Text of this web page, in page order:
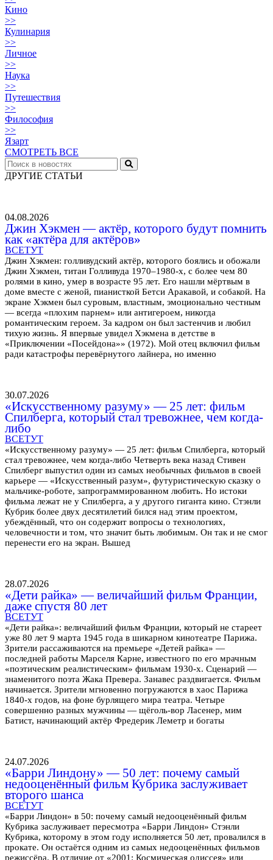
Кино
>>
Кулинария
>>
Личное
>>
Наука
>>
Путешествия
>>
Философия
>>
Язарт
СМОТРЕТЬ ВСЕ
ДРУГИЕ СТАТЬИ
04.08.2026
Джин Хэкмен — актёр, которого будут помнить
как «актёра для актёров»
ВСЕТУТ
Джин Хэкмен: голливудский актёр, которого боялись и обожали
Джин Хэкмен, титан Голливуда 1970–1980-х, с более чем 80
ролями в кино, умер в возрасте 95 лет. Его нашли мёртвым в
доме вместе с женой, пианисткой Бетси Аракавой, и собакой. На
экране Хэкмен был суровым, властным, эмоционально честным
— всегда «плохим парнем» или антигероем, никогда
романтическим героем. За кадром он был застенчив и любил
тихую жизнь. Я впервые увидел Хэкмена в детстве в
«Приключении «Посейдона»» (1972). Мой отец включил фильм
ради катастрофы перевёрнутого лайнера, но именно
30.07.2026
«Искусственному разуму» — 25 лет: фильм
Спилберга, который стал тревожнее, чем когда-
либо
ВСЕТУТ
«Искусственному разуму» — 25 лет: фильм Спилберга, который
стал тревожнее, чем когда-либо Четверть века назад Стивен
Спилберг выпустил один из самых необычных фильмов в своей
карьере — «Искусственный разум», футуристическую сказку о
мальчике-роботе, запрограммированном любить. Но истоки
фильма лежат не у Спилберга, а у другого гиганта кино. Стэнли
Кубрик более двух десятилетий бился над этим проектом,
убеждённый, что он содержит вопросы о технологиях,
человечности и том, что значит быть любимым. Он так и не смог
перенести его на экран. Вышед
28.07.2026
«Дети райка» — величайший фильм Франции,
даже спустя 80 лет
ВСЕТУТ
«Дети райка»: величайший фильм Франции, который не стареет
уже 80 лет 9 марта 1945 года в шикарном кинотеатре Парижа.
Зрители рассаживаются на премьере «Детей райка» —
последней работы Марселя Карне, известного по его мрачным
«поэтическим реалистическим» фильмам 1930-х. Сценарий —
знаменитого поэта Жака Превера. Занавес раздвигается. Фильм
начинается. Зрители мгновенно погружаются в хаос Парижа
1840-х годов, на фоне бурлящего мира театра. Четыре
совершенно разных мужчины — щёголь-вор Ласенер, мим
Батист, начинающий актёр Фредерик Леметр и богаты
24.07.2026
«Барри Линдону» — 50 лет: почему самый
недооценённый фильм Кубрика заслуживает
второго шанса
ВСЕТУТ
«Барри Линдон» в 50: почему самый недооценённый фильм
Кубрика заслуживает пересмотра «Барри Линдон» Стэнли
Кубрика, которому в этом году исполняется 50 лет, провалился в
прокате. Он остаётся одним из самых недооценённых фильмов
режиссёра. В отличие от «2001: Космическая одиссея» или